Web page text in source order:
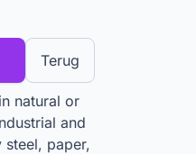
Terug
natural or
and
paper,